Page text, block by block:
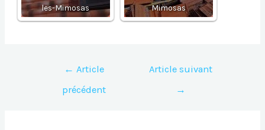
les-Mimosas
Mimosas
Navigation
l’article
← Article
précédent
Article suivant
→